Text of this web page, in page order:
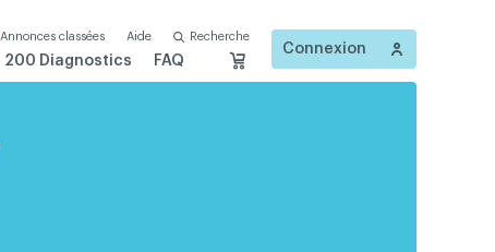
Annonces classées Aide Recherche
200 Diagnostics FAQ
Connexion